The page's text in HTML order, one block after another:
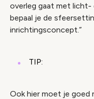
overleg gaat met licht-
bepaal je de
inrichtingsconcept.”
TIP:
Ook hier moet je goed